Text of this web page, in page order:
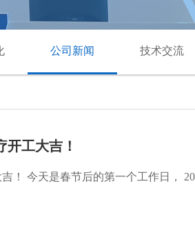
公司新闻 技术交流
开工大吉！
！ 今天是春节后的第一个工作日，